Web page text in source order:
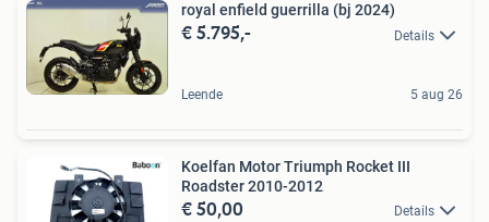
royal enfield guerrilla (bj 2024)
€ 5.795,- Details
Leende 5 aug 26
Koelfan Motor Triumph Rocket III
Roadster 2010-2012
€ 50,00 Details